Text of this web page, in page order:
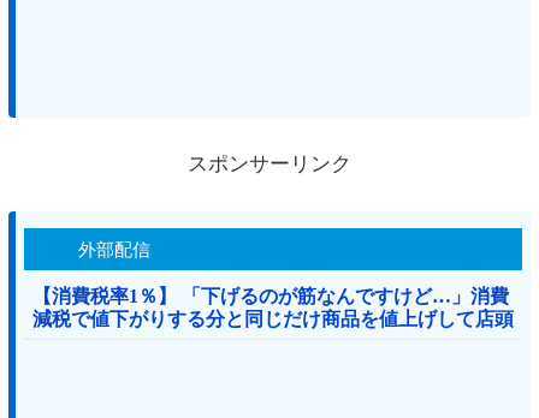
スポンサーリンク
外部配信
【消費税率1％】 「下げるのが筋なんですけど…」消費
減税で値下がりする分と同じだけ商品を値上げして店頭
価格を変えない店も